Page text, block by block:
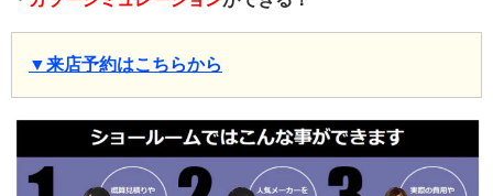
▼来店予約はこちらから